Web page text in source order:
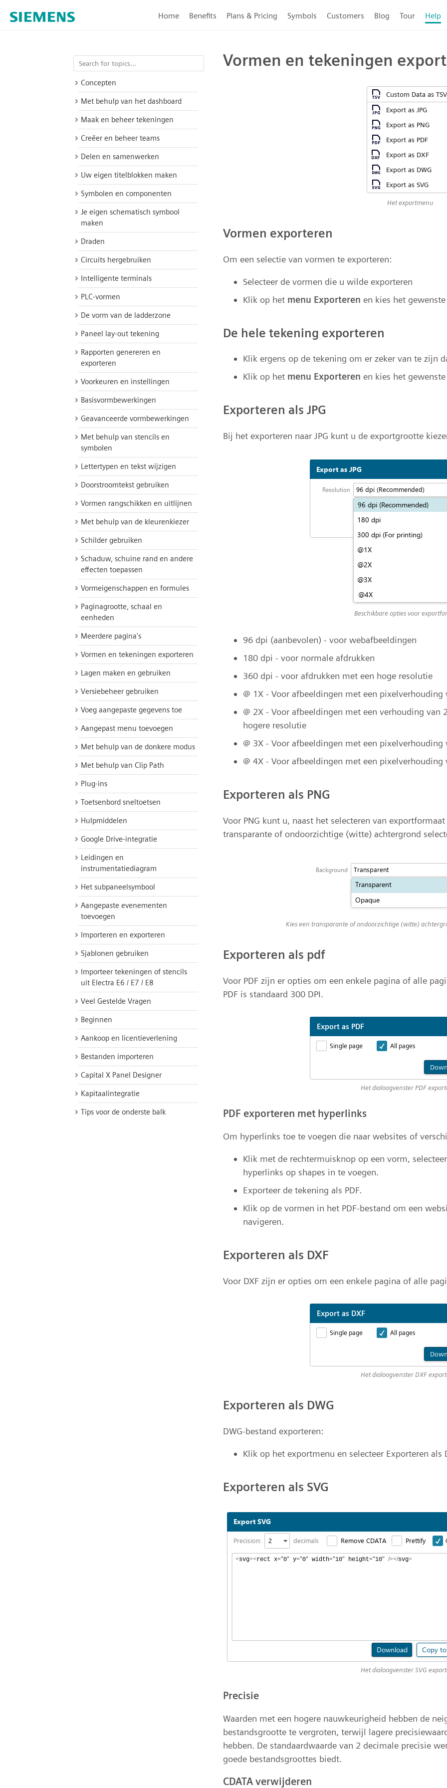
Home Benefits Plans & Pricing Symbols Customers Blog Tour Help
Concepten
Met behulp van het dashboard
Maak en beheer tekeningen
Creëer en beheer teams
Delen en samenwerken
Uw eigen titelblokken maken
Symbolen en componenten
Je eigen schematisch symbool
maken
Draden
Circuits hergebruiken
Intelligente terminals
PLC-vormen
De vorm van de ladderzone
Paneel lay-out tekening
Rapporten genereren en
exporteren
Voorkeuren en instellingen
Basisvormbewerkingen
Geavanceerde vormbewerkingen
Met behulp van stencils en
symbolen
Lettertypen en tekst wijzigen
Doorstroomtekst gebruiken
Vormen rangschikken en uitlijnen
Met behulp van de kleurenkiezer
Schilder gebruiken
Schaduw, schuine rand en andere
effecten toepassen
Vormeigenschappen en formules
Paginagrootte, schaal en
eenheden
Meerdere pagina's
Vormen en tekeningen exporteren
Lagen maken en gebruiken
Versiebeheer gebruiken
Voeg aangepaste gegevens toe
Aangepast menu toevoegen
Met behulp van de donkere modus
Met behulp van Clip Path
Plug-ins
Toetsenbord sneltoetsen
Hulpmiddelen
Google Drive-integratie
Leidingen en
instrumentatiediagram
Het subpaneelsymbool
Aangepaste evenementen
toevoegen
Importeren en exporteren
Sjablonen gebruiken
Importeer tekeningen of stencils
uit Electra E6 / E7 / E8
Veel Gestelde Vragen
Beginnen
Aankoop en licentieverlening
Bestanden importeren
Capital X Panel Designer
Kapitaalintegratie
Tips voor de onderste balk
Vormen en tekeningen
Het exportmenu
Vormen exporteren
Om een selectie van vormen te exporteren:
Selecteer de vormen die u wilde exporteren
Klik op het menu Exporteren en kies het
De hele tekening exporteren
Klik ergens op de tekening om er zeker van te zijn
Klik op het menu Exporteren en kies het
Exporteren als JPG
Bij het exporteren naar JPG kunt u de exportgrootte
Beschikbare opties voor
96 dpi (aanbevolen) - voor webafbeeldingen
180 dpi - voor normale afdrukken
360 dpi - voor afdrukken met een hoge resolutie
@ 1X - Voor afbeeldingen met een pixelverhouding
@ 2X - Voor afbeeldingen met een verhouding van
hogere resolutie
@ 3X - Voor afbeeldingen met een pixelverhouding
@ 4X - Voor afbeeldingen met een
Exporteren als PNG
Voor PNG kunt u, naast het selecteren van
transparante of ondoorzichtige (witte) achtergrond
Kies een transparante of ondoorzichtige (witte)
Exporteren als pdf
Voor PDF zijn er opties om een enkele pagina of alle
PDF is standaard 300 DPI.
Het dialoogvenster PDF
PDF exporteren met hyperlinks
Om hyperlinks toe te voegen die naar websites of
Klik met de rechtermuisknop op een vorm, selecteer
hyperlinks op shapes in te voegen.
Exporteer de tekening als PDF.
Klik op de vormen in het PDF-bestand om een
navigeren.
Exporteren als DXF
Voor DXF zijn er opties om een enkele pagina of alle
Het dialoogvenster DXF
Exporteren als DWG
DWG-bestand exporteren:
Klik op het exportmenu en selecteer Exporteren als
Exporteren als SVG
Het dialoogvenster SVG
Precisie
Waarden met een hogere nauwkeurigheid hebben de
bestandsgrootte te vergroten, terwijl lagere
hebben. De standaardwaarde van 2 decimale precisie
goede bestandsgroottes biedt.
CDATA verwijderen